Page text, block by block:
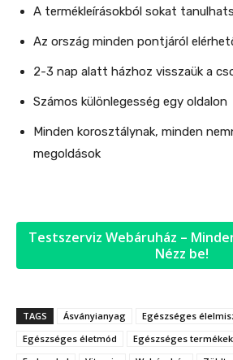
A termékleírásokból sokat
Az ország minden pontjáról
2-3 nap alatt házhoz visszaük a
Számos különlegesség egy oldalon
Minden korosztálynak, minden
megoldások
Testszerviz Webáruház –
Nézz be!
TAGS Ásványianyag
Egészséges
Egészséges életmód
Egészséges termékek